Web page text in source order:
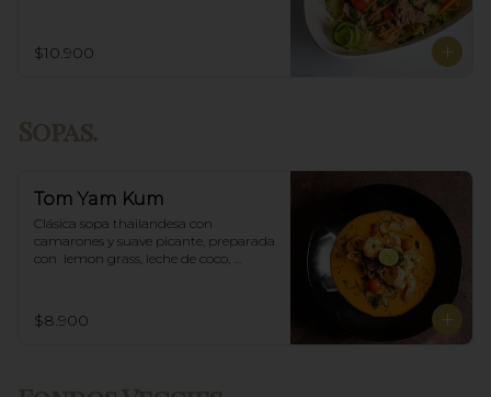
$10.900
Tom Yam Kum
Clásica sopa thailandesa con
camarones y suave picante, preparada
con  lemon grass, leche de coco,
$8.900